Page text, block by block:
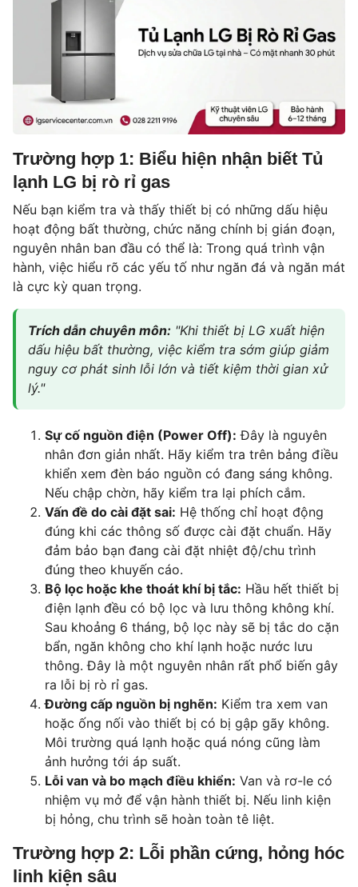
Trường hợp 1: Biểu hiện nhận biết Tủ
lạnh LG bị rò rỉ gas
Nếu bạn kiểm tra và thấy thiết bị có những dấu hiệu
hoạt động bất thường, chức năng chính bị gián đoạn,
nguyên nhân ban đầu có thể là: Trong quá trình vận
hành, việc hiểu rõ các yếu tố như ngăn đá và ngăn mát
là cực kỳ quan trọng.
Trích dẫn chuyên môn: "Khi thiết bị LG xuất hiện
dấu hiệu bất thường, việc kiểm tra sớm giúp giảm
nguy cơ phát sinh lỗi lớn và tiết kiệm thời gian xử
lý."
Sự cố nguồn điện (Power Off): Đây là nguyên
nhân đơn giản nhất. Hãy kiểm tra trên bảng điều
khiển xem đèn báo nguồn có đang sáng không.
Nếu chập chờn, hãy kiểm tra lại phích cắm.
Vấn đề do cài đặt sai: Hệ thống chỉ hoạt động
đúng khi các thông số được cài đặt chuẩn. Hãy
đảm bảo bạn đang cài đặt nhiệt độ/chu trình
đúng theo khuyến cáo.
Bộ lọc hoặc khe thoát khí bị tắc: Hầu hết thiết bị
điện lạnh đều có bộ lọc và lưu thông không khí.
Sau khoảng 6 tháng, bộ lọc này sẽ bị tắc do cặn
bẩn, ngăn không cho khí lạnh hoặc nước lưu
thông. Đây là một nguyên nhân rất phổ biến gây
ra lỗi bị rò rỉ gas.
Đường cấp nguồn bị nghẽn: Kiểm tra xem van
hoặc ống nối vào thiết bị có bị gập gãy không.
Môi trường quá lạnh hoặc quá nóng cũng làm
ảnh hưởng tới áp suất.
Lỗi van và bo mạch điều khiển: Van và rơ-le có
nhiệm vụ mở để vận hành thiết bị. Nếu linh kiện
bị hỏng, chu trình sẽ hoàn toàn tê liệt.
Trường hợp 2: Lỗi phần cứng, hỏng hóc
linh kiện sâu